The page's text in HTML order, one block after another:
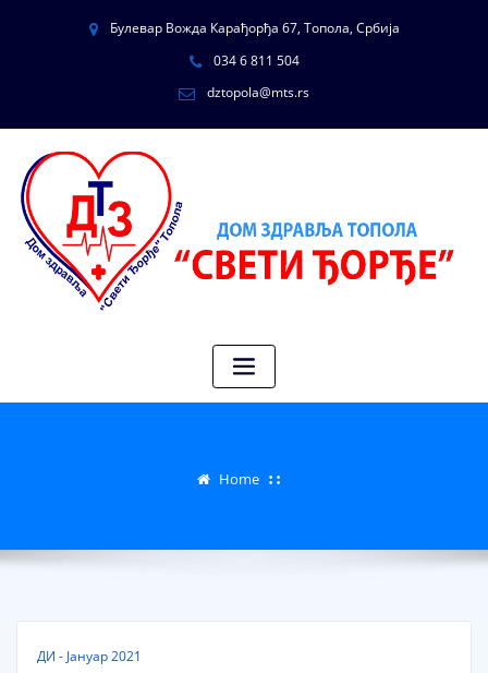
Булевар Вожда Карађорђа 67, Топола, Србија
034 6 811 504
dztopola@mts.rs
Home
ДИ - Јануар 2021